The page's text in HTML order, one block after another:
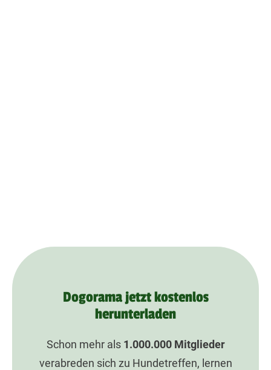
Dogorama jetzt kostenlos
herunterladen
Schon mehr als 1.000.000Mitglieder
verabreden sich zu Hundetreffen, lernen